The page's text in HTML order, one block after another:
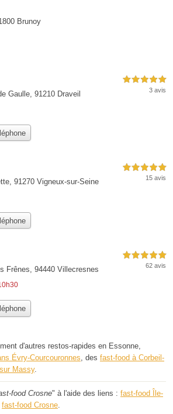
Brunoy
Gaulle, 91210 Draveil
5,0 étoiles sur 5
3 avis
91270 Vigneux-sur-Seine
5,0 étoiles sur 5
15 avis
Frênes, 94440 Villecresnes
5,0 étoiles sur 5
62 avis
d'autres restos-rapides en Essonne,
Évry-Courcouronnes , des fast-food à Corbeil-
Massy.
food Crosne" à l'aide des liens : fast-food Île-
fast-food Crosne